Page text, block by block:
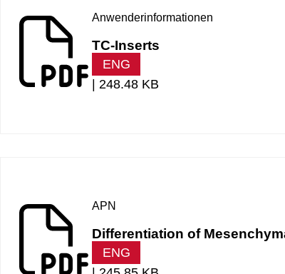
Anwenderinformationen
TC-Inserts
ENG
|248.48 KB
APN
Differentiation of
ENG